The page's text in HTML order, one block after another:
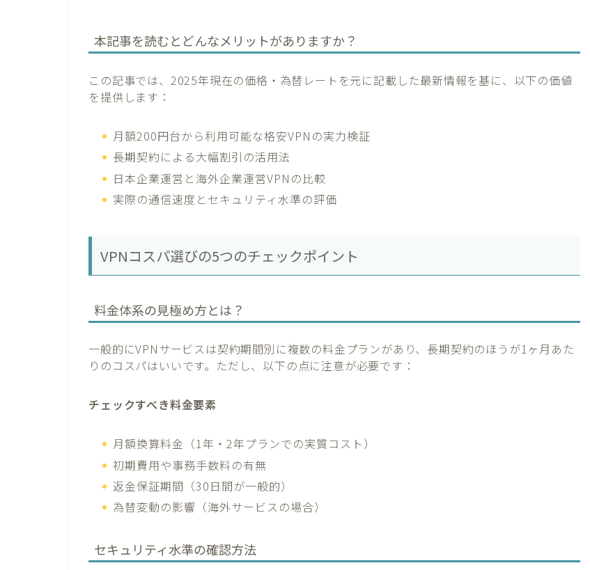
本記事を読むとどんなメリットがありますか？
この記事では、2025年現在の価格・為替レートを元に記載した最新情報を基に、以下の価値
を提供します：
月額200円台から利用可能な格安VPNの実力検証
長期契約による大幅割引の活用法
日本企業運営と海外企業運営VPNの比較
実際の通信速度とセキュリティ水準の評価
VPNコスパ選びの5つのチェックポイント
料金体系の見極め方とは？
一般的にVPNサービスは契約期間別に複数の料金プランがあり、長期契約のほうが1ヶ月あた
りのコスパはいいです。ただし、以下の点に注意が必要です：
チェックすべき料金要素
月額換算料金（1年・2年プランでの実質コスト）
初期費用や事務手数料の有無
返金保証期間（30日間が一般的）
為替変動の影響（海外サービスの場合）
セキュリティ水準の確認方法